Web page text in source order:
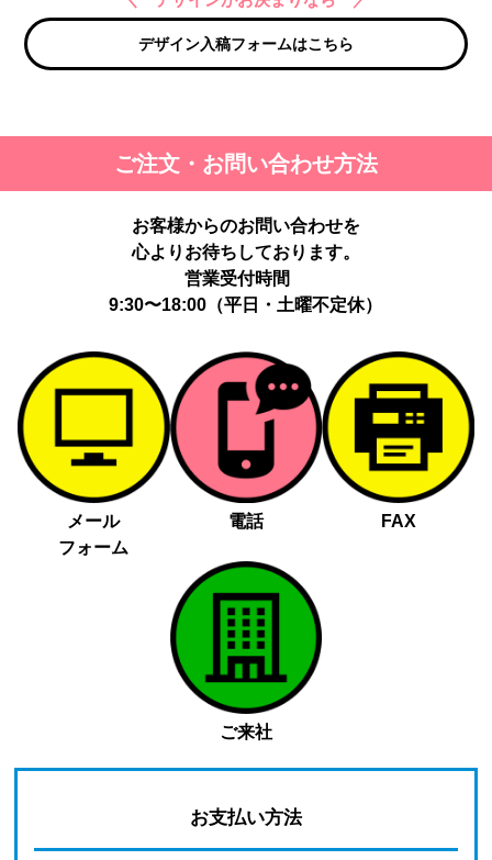
デザイン入稿フォームはこちら
ご注文・お問い合わせ方法
お客様からのお問い合わせを
心よりお待ちしております。
営業受付時間
9:30〜18:00（平日・土曜不定休）
メール
フォーム
電話 FAX
ご来社
お支払い方法